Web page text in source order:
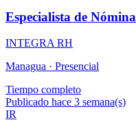
Especialista de Nómina
INTEGRA RH
Managua · Presencial
Tiempo completo
Publicado hace 3 semana(s)
IR